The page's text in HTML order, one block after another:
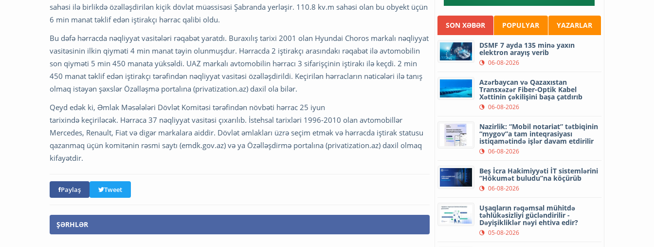
sahəsi ilə birlikdə özəlləşdirilən kiçik dövlət müəssisəsi Şabranda yerləşir. 110.8 kv.m sahəsi olan bu obyekt üçün
6 min manat təklif edən iştirakçı hərrac qalibi oldu.
Bu dəfə hərracda nəqliyyat vasitələri rəqabət yaratdı. Buraxılış tarixi 2001 olan Hyundai Choros markalı nəqliyyat
vasitəsinin ilkin qiyməti 4 min manat təyin olunmuşdur. Hərracda 2 iştirakçı arasındakı rəqabət ilə avtomobilin
son qiyməti 5 min 450 manata yüksəldi. UAZ markalı avtomobilin hərracı 3 sifarişçinin iştirakı ilə keçdi. 2 min
450 manat təklif edən iştirakçı tərəfindən nəqliyyat vasitəsi özəlləşdirildi. Keçirilən hərracların nəticələri ilə tanış
olmaq istəyən şəxslər Özəlləşmə portalına (privatization.az) daxil ola bilər.
Qeyd edək ki, Əmlak Məsələləri Dövlət Komitəsi tərəfindən növbəti hərrac 25 iyun
tarixində keçiriləcək. Hərraca 37 nəqliyyat vasitəsi çıxarılıb. İstehsal tarixləri 1996-2010 olan avtomobillər
Mercedes, Renault, Fiat və digər markalara aiddir. Dövlət əmlakları üzrə seçim etmək və hərracda iştirak statusu
qazanmaq üçün komitənin rəsmi saytı (emdk.gov.az) və ya Özəlləşdirmə portalına (privatization.az) daxil olmaq
kifayətdir.
Paylaş Tweet
ŞƏRHLƏR
SON XƏBƏR POPULYAR YAZARLAR
DSMF 7 ayda 135 minə yaxın
elektron arayış verib
06-08-2026
Azərbaycan və Qazaxıstan
Transxəzər Fiber-Optik Kabel
Xəttinin çəkilişini başa çatdırıb
06-08-2026
Nazirlik: “Mobil notariat” tətbiqinin
“mygov”a tam inteqrasiyası
istiqamətində işlər davam etdirilir
06-08-2026
Beş İcra Hakimiyyəti İT sistemlərini
“Hökumət buludu”na köçürüb
06-08-2026
Uşaqların rəqəmsal mühitdə
təhlükəsizliyi gücləndirilir -
Dəyişikliklər nəyi ehtiva edir?
05-08-2026